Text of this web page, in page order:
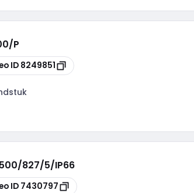
P
ID 8249851
500/827/5/IP66
ID 7430797